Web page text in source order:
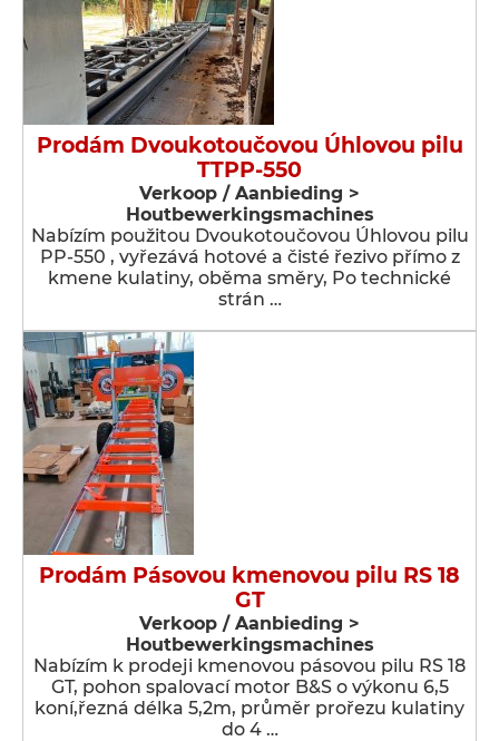
Prodám Dvoukotoučovou Úhlovou pilu
TTPP-550
Verkoop / Aanbieding >
Houtbewerkingsmachines
Nabízím použitou Dvoukotoučovou Úhlovou pilu
PP-550 , vyřezává hotové a čisté řezivo přímo z
kmene kulatiny, oběma směry, Po technické
strán …
Prodám Pásovou kmenovou pilu RS 18
GT
Verkoop / Aanbieding >
Houtbewerkingsmachines
Nabízím k prodeji kmenovou pásovou pilu RS 18
GT, pohon spalovací motor B&S o výkonu 6,5
koní,řezná délka 5,2m, průměr prořezu kulatiny
do 4 …